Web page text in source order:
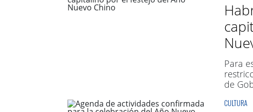
Para
de
CULTURA